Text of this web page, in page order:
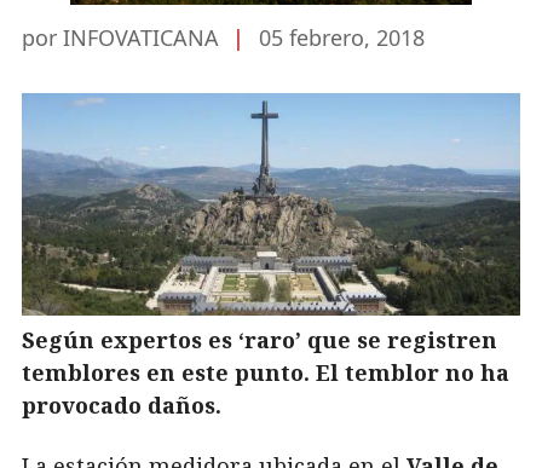
por INFOVATICANA | 05 febrero, 2018
Según expertos es ‘raro’ que se registren
temblores en este punto. El temblor no ha
provocado daños.